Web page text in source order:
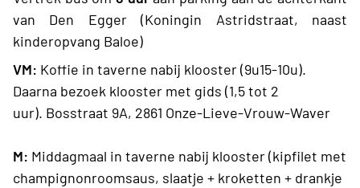
van Den Egger (Koningin Astridstraat, naast
kinderopvang Baloe)
VM: Koffie in taverne nabij klooster (9u15-10u).
Daarna bezoek klooster met gids (1,5 tot 2
uur). Bosstraat 9A, 2861 Onze-Lieve-Vrouw-Waver
M: Middagmaal in taverne nabij klooster (kipfilet met
champignonroomsaus, slaatje + kroketten + drankje